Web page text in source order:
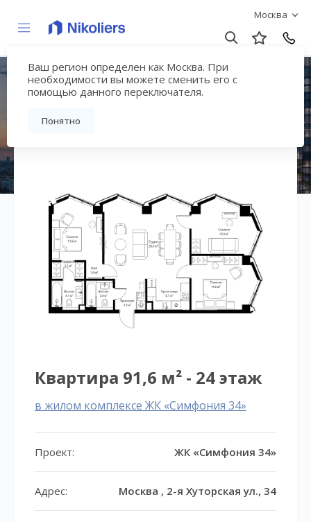
Москва
Ваш регион определен как Москва. При
необходимости вы можете сменить его с
помощью данного переключателя.
Понятно
ЖК «Симфония 34»
Вернуться на страницу жилого комплекса
Квартира 91,6 м² - 24 этаж
в жилом комплексе ЖК «Симфония 34»
Проект: ЖК «Симфония 34»
Адрес: Москва , 2-я Хуторская ул., 34